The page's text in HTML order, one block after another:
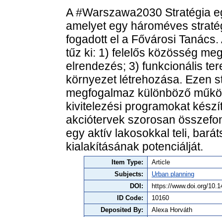
A #Warszawa2030 Stratégia
amelyet egy hároméves
fogadott el a Fővárosi
tűz ki: 1) felelős közösség
elrendezés; 3) funkcionális
környezet létrehozása. Ezen
megfogalmaz különböző
kivitelezési programokat
akciótervek szorosan
egy aktív lakosokkal teli,
kialakításának potenciálját.
Item Type:
Article
Subjects:
Urban planning
DOI:
https://www.doi.org/
ID Code:
10160
Deposited By:
Alexa Horváth